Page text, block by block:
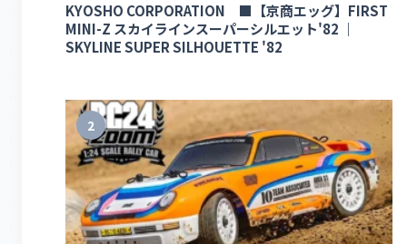
KYOSHO CORPORATION ■【京商エッグ】FIRST
MINI-Z スカイラインスーパーシルエット'82 ｜
SKYLINE SUPER SILHOUETTE '82
2